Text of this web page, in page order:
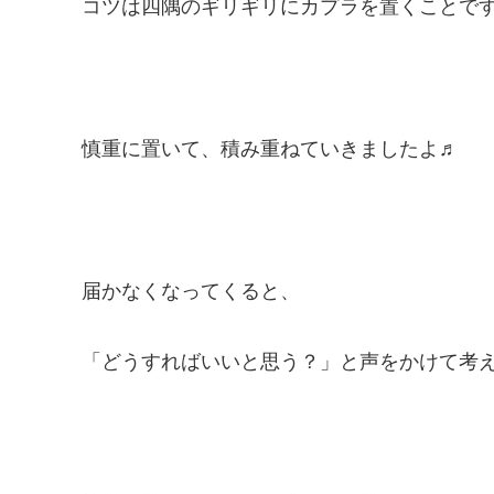
コツは四隅のギリギリにカプラを置くことです
慎重に置いて、積み重ねていきましたよ♬
届かなくなってくると、
「どうすればいいと思う？」と声をかけて考